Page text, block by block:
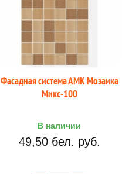
Фасадная система АМК Мозаика
Микс-100
В наличии
49,50 бел. руб.